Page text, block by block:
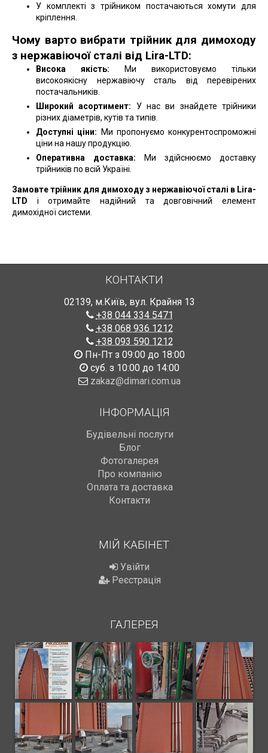
У комплекті з трійником постачаються хомути для
кріплення.
Чому варто вибрати трійник для димоходу
з нержавіючої сталі від Lira-LTD:
Висока якість: Ми використовуємо тільки
високоякісну нержавіючу сталь від перевірених
постачальників.
Широкий асортимент: У нас ви знайдете трійники
різних діаметрів, кутів та типів.
Доступні ціни: Ми пропонуємо конкурентоспроможні
ціни на нашу продукцію.
Оперативна доставка: Ми здійснюємо доставку
трійників по всій Україні.
Замовте трійник для димоходу з нержавіючої сталі в Lira-
LTD і отримайте надійний та довговічний елемент
димохідної системи.
КОНТАКТИ
02139, м.Київ, вул. Крайня 13
+38 044 334 5471
+38 068 936 1212
+38 093 590 1212
Пн-Пт з 09:00 до 18:00
суб. з 10:00 до 14:00
zakaz@dimari.com.ua
ІНФОРМАЦІЯ
Будівельні послуги
Блог
Фотогалерея
Про компанію
Оплата та доставка
Контакти
МІЙ КАБІНЕТ
Увійти
Реєстрація
ГАЛЕРЕЯ